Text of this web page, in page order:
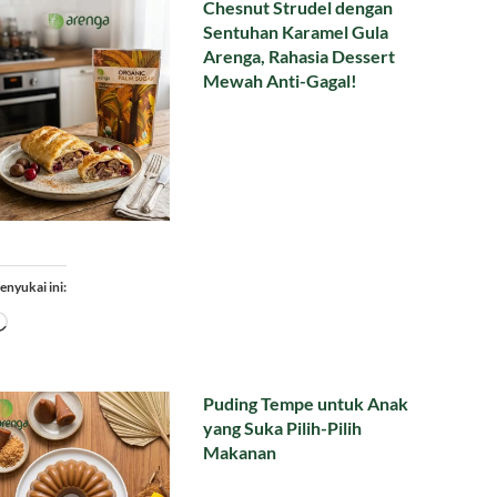
Chesnut Strudel dengan
Sentuhan Karamel Gula
Arenga, Rahasia Dessert
Mewah Anti-Gagal!
ini:
Memuat...
Puding Tempe untuk Anak
yang Suka Pilih-Pilih
Makanan